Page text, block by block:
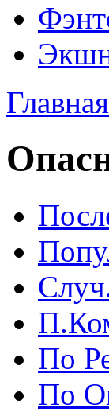
Главная
По
По